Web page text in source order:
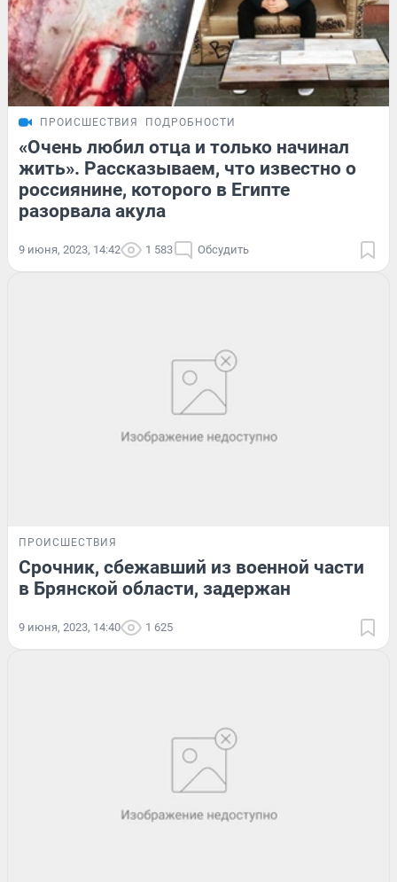
ПРОИСШЕСТВИЯ ПОДРОБНОСТИ
«Очень любил отца и только начинал
жить». Рассказываем, что известно о
россиянине, которого в Египте
разорвала акула
9 июня, 2023, 14:42 1 583 Обсудить
ПРОИСШЕСТВИЯ
Срочник, сбежавший из военной части
в Брянской области, задержан
9 июня, 2023, 14:40 1 625